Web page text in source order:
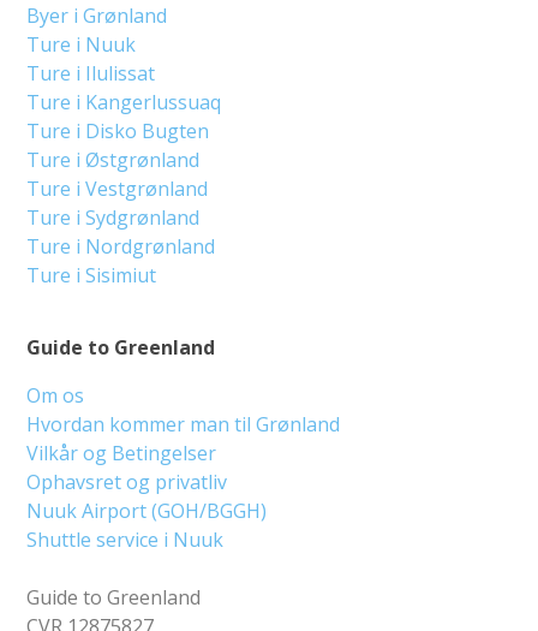
Guide to Greenland
Om os
Hvordan kommer man til Grønland
Vilkår og Betingelser
Ophavsret og privatliv
Nuuk Airport (GOH/BGGH)
Shuttle service i Nuuk
Guide to Greenland
Byer i Grønland
Ture i Nuuk
Ture i Ilulissat
Ture i Kangerlussuaq
Ture i Disko Bugten
Ture i Østgrønland
Ture i Vestgrønland
Ture i Sydgrønland
Ture i Nordgrønland
Ture i Sisimiut